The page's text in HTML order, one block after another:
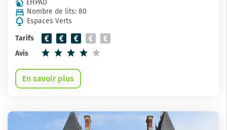
EHPAD
Nombre de lits: 80
Espaces Verts
Tarifs
Avis
En savoir plus